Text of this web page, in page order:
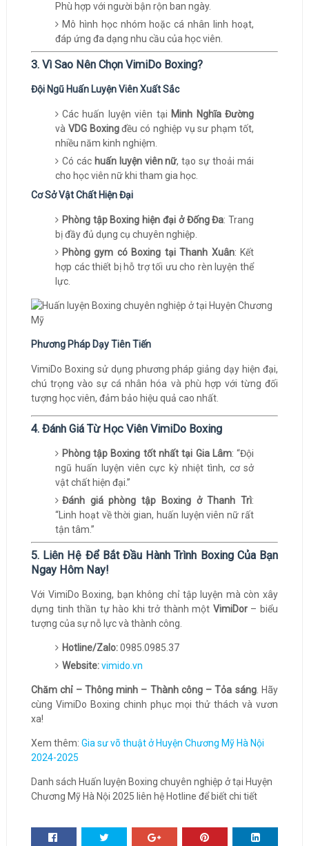
Phù hợp với người bận rộn ban ngày.
Mô hình học nhóm hoặc cá nhân linh hoạt,
đáp ứng đa dạng nhu cầu của học viên.
3. Vì Sao Nên Chọn VimiDo Boxing?
Đội Ngũ Huấn Luyện Viên Xuất Sắc
Các huấn luyện viên tại Minh Nghĩa Đường
và VDG Boxingđều có nghiệp vụ sư phạm tốt,
nhiều năm kinh nghiệm.
Có các huấn luyện viên nữ, tạo sự thoải mái
cho học viên nữ khi tham gia học.
Cơ Sở Vật Chất Hiện Đại
Phòng tập Boxing hiện đại ở Đống Đa: Trang
bị đầy đủ dụng cụ chuyên nghiệp.
Phòng gym có Boxing tại Thanh Xuân: Kết
hợp các thiết bị hỗ trợ tối ưu cho rèn luyện thể
lực.
Phương Pháp Dạy Tiên Tiến
VimiDo Boxing sử dụng phương pháp giảng dạy hiện đại,
chú trọng vào sự cá nhân hóa và phù hợp với từng đối
tượng học viên, đảm bảo hiệu quả cao nhất.
4. Đánh Giá Từ Học Viên VimiDo Boxing
Phòng tập Boxing tốt nhất tại Gia Lâm: “Đội
ngũ huấn luyện viên cực kỳ nhiệt tình, cơ sở
vật chất hiện đại.”
Đánh giá phòng tập Boxing ở Thanh Trì:
“Linh hoạt về thời gian, huấn luyện viên nữ rất
tận tâm.”
5. Liên Hệ Để Bắt Đầu Hành Trình Boxing Của Bạn
Ngay Hôm Nay!
Với VimiDo Boxing, bạn không chỉ tập luyện mà còn xây
dựng tinh thần tự hào khi trở thành một VimiDor– biểu
tượng của sự nỗ lực và thành công.
Hotline/Zalo:0985.0985.37
Website:vimido.vn
Chăm chỉ – Thông minh – Thành công – Tỏa sáng. Hãy
cùng VimiDo Boxing chinh phục mọi thử thách và vươn
xa!
Xem thêm: Gia sư võ thuật ở Huyện Chương Mỹ Hà Nội
2024-2025
Danh sách Huấn luyện Boxing chuyên nghiệp ở tại Huyện
Chương Mỹ Hà Nội 2025 liên hệ Hotline để biết chi tiết